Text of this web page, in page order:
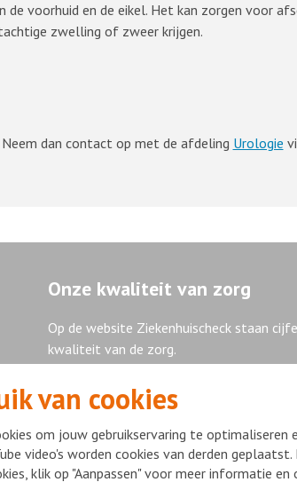
de voorhuid en de eikel. Het kan zorgen voor
zwelling of zweer krijgen.
dan contact op met de afdeling Urologie
Onze kwaliteit van zorg
Op de website Ziekenhuischeck staan
kwaliteit van de zorg.
Ziekenhuischeck
Flevoziekenhuis 2026
van cookies
om jouw gebruikservaring te optimaliseren
video's worden cookies van derden
klik op "Aanpassen" voor meer informatie